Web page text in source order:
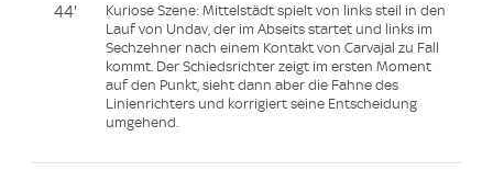
44'
Kuriose Szene: Mittelstädt spielt von links steil in den
Lauf von Undav, der im Abseits startet und links im
Sechzehner nach einem Kontakt von Carvajal zu Fall
kommt. Der Schiedsrichter zeigt im ersten Moment
auf den Punkt, sieht dann aber die Fahne des
Linienrichters und korrigiert seine Entscheidung
umgehend.